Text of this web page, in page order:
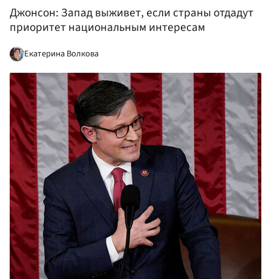
Джонсон: Запад выживет, если страны отдадут
приоритет национальным интересам
Екатерина Волкова